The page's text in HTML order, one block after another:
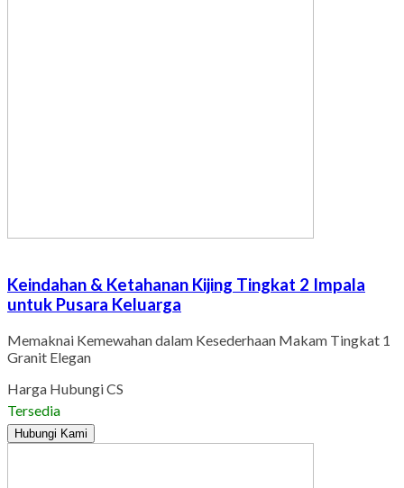
Keindahan & Ketahanan Kijing Tingkat 2 Impala
untuk Pusara Keluarga
Memaknai Kemewahan dalam Kesederhaan Makam Tingkat 1
Granit Elegan
Harga Hubungi CS
Tersedia
Hubungi Kami